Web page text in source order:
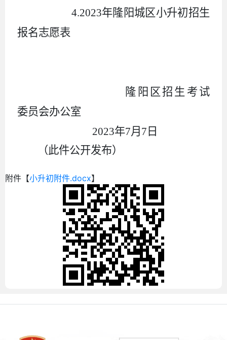
4.2023年隆阳城区小升初招生
报名志愿表
隆阳区招生考试
委员会办公室
2023年7月 7 日
（此件公开发布）
附件【小升初附件.docx】